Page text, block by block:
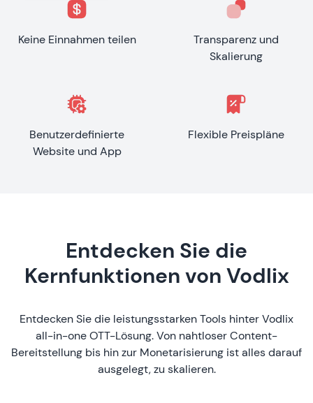
Keine Einnahmen teilen
Transparenz und
Skalierung
Benutzerdefinierte
Website und App
Flexible Preispläne
Entdecken Sie die
Kernfunktionen von Vodlix
Entdecken Sie die leistungsstarken Tools hinter Vodlix
all-in-one OTT-Lösung. Von nahtloser Content-
Bereitstellung bis hin zur Monetarisierung ist alles darauf
ausgelegt, zu skalieren.